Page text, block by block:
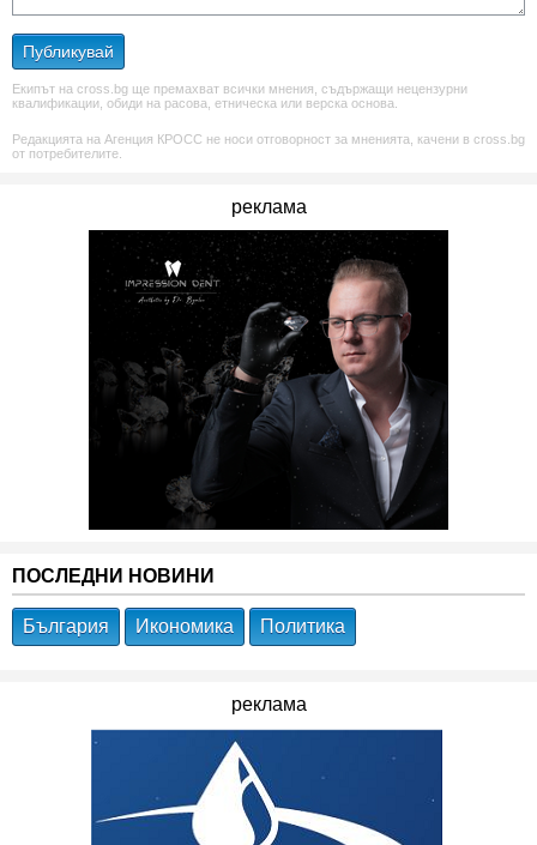
Публикувай
Екипът на cross.bg ще премахват всички мнения, съдържащи нецензурни
квалификации, обиди на расова, етническа или верска основа.
Редакцията на Агенция КРОСС не носи отговорност за мненията, качени в cross.bg
от потребителите.
реклама
ПОСЛЕДНИ НОВИНИ
България Икономика Политика
реклама